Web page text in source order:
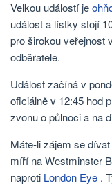
Velkou událostí je
událost a lístky stojí
pro širokou veřejnost
odběratele.
Událost začíná v
oficiálně v 12:45 hod
zvonu o půlnoci a na
Máte-li zájem se
míří na Westminster
naproti London Eye .